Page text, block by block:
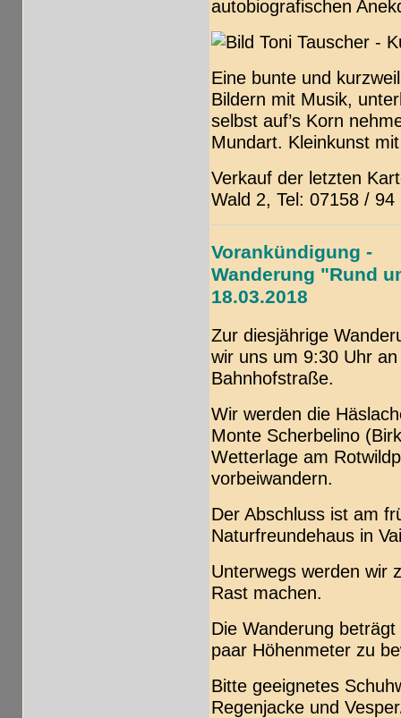
autobiografischen
Eine bunte und
Bildern mit Musik,
selbst auf’s Korn
Mundart. Kleinkunst
Verkauf der letzten
Wald 2, Tel: 07158 / 94
Vorankündigung -
Wanderung "Rund
18.03.2018
Zur diesjährige
wir uns um 9:30 Uhr
Bahnhofstraße.
Wir werden die
Monte Scherbelino
Wetterlage am
vorbeiwandern.
Der Abschluss ist am
Naturfreundehaus in
Unterwegs werden wir
Rast machen.
Die Wanderung
paar Höhenmeter zu
Bitte geeignetes
Regenjacke und